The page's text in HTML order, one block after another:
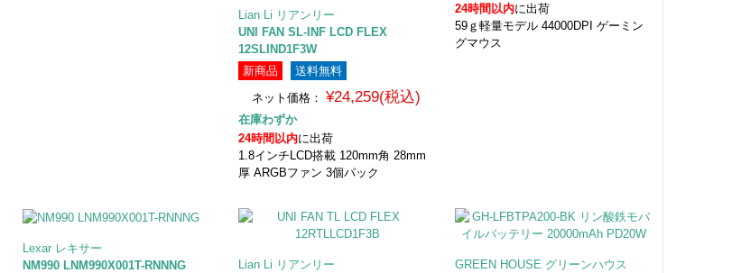
Lian Li リアンリー
UNI FAN SL-INF LCD FLEX
12SLIND1F3W
新商品
送料無料
ネット価格： ¥24,259(税込)
在庫わずか
24時間以内に出荷
1.8インチLCD搭載 120mm角 28mm
厚 ARGBファン 3個パック
24時間以内に出荷
59ｇ軽量モデル 44000DPI ゲーミン
グマウス
Lexar レキサー
NM990 LNM990X001T-RNNNG
Lian Li リアンリー
GREEN HOUSE グリーンハウス